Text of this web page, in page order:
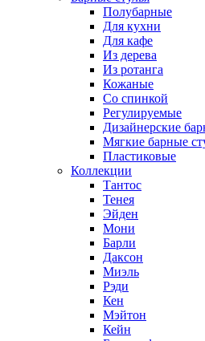
Полубарные
Для кухни
Для кафе
Из дерева
Из ротанга
Кожаные
Со спинкой
Регулируемые
Дизайнерские
Мягкие барные
Пластиковые
Коллекции
Тантос
Тенея
Эйден
Мони
Барли
Даксон
Миэль
Рэди
Кен
Мэйтон
Кейн